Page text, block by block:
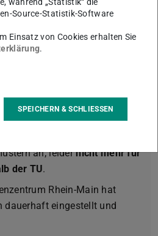
nur noch innerhalb der
DarmstadtUnterstützung,
zu
an; leidernicht mehr für
der TU.
Rhein-Main hat
dauerhaft eingestellt und
Source-Statistik-Software
Einsatz von Cookies erhalten Sie
.
SPEICHERN & SCHLIESSEN